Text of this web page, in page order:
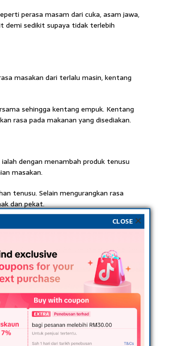
perasa masam dari cuka, asam jawa,
demi sedikit supaya tidak terlebih
masakan dari terlalu masin, kentang
sehingga kentang empuk. Kentang
rasa pada makanan yang disediakan.
dengan menambah produk tenusu
masakan.
tenusu. Selain mengurangkan rasa
dan pekat.
Agak-agak jumlah bawang yang
kurangkan rasa pedas dalam sambal.
pedas pada masakan yang
goreng berlada. Boleh ganti beberapa
rasa pedas yang terkawal.
CLOSE